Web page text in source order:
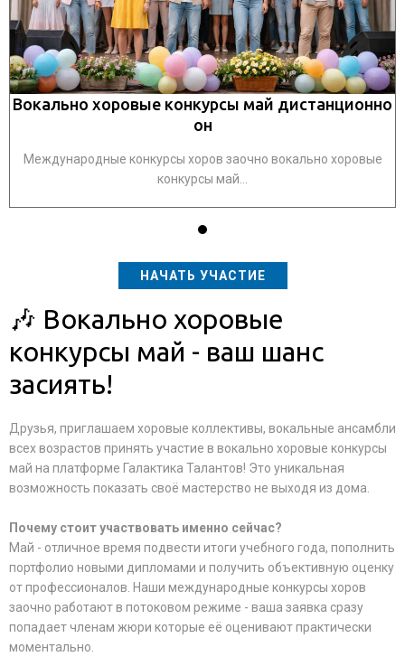
Вокально хоровые конкурсы май дистанционно
он
Международные конкурсы хоров заочно вокально хоровые
конкурсы май...
НАЧАТЬ УЧАСТИЕ
🎶 Вокально хоровые
конкурсы май - ваш шанс
засиять!
Друзья, приглашаем хоровые коллективы, вокальные ансамбли
всех возрастов принять участие в вокально хоровые конкурсы
май на платформе Галактика Талантов! Это уникальная
возможность показать своё мастерство не выходя из дома.
Почему стоит участвовать именно сейчас?
Май - отличное время подвести итоги учебного года, пополнить
портфолио новыми дипломами и получить объективную оценку
от профессионалов. Наши международные конкурсы хоров
заочно работают в потоковом режиме - ваша заявка сразу
попадает членам жюри которые её оценивают практически
моментально.